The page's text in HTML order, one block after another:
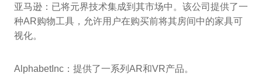
亚马逊：已将元界技术集成到其市场中。该公司提供了一
种AR购物工具，允许用户在购买前将其房间中的家具可
视化。
AlphabetInc：提供了一系列AR和VR产品。